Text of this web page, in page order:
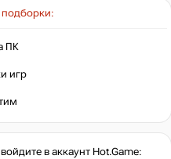
ПК
игр
в аккаунт Hot.Game: